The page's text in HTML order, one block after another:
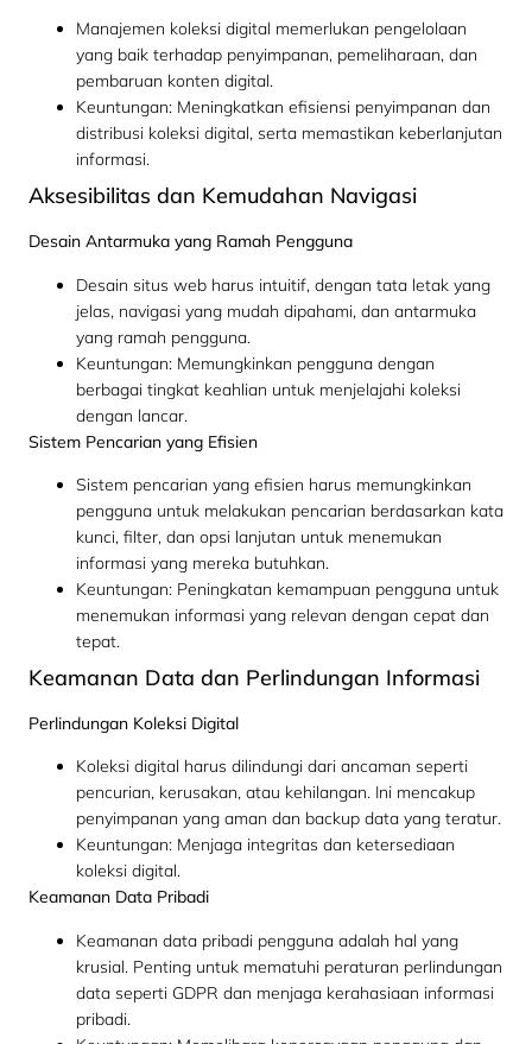
Manajemen koleksi digital memerlukan pengelolaan
yang baik terhadap penyimpanan, pemeliharaan, dan
pembaruan konten digital.
Keuntungan: Meningkatkan efisiensi penyimpanan dan
distribusi koleksi digital, serta memastikan keberlanjutan
informasi.
Aksesibilitas dan Kemudahan Navigasi
Desain Antarmuka yang Ramah Pengguna
Desain situs web harus intuitif, dengan tata letak yang
jelas, navigasi yang mudah dipahami, dan antarmuka
yang ramah pengguna.
Keuntungan: Memungkinkan pengguna dengan
berbagai tingkat keahlian untuk menjelajahi koleksi
dengan lancar.
Sistem Pencarian yang Efisien
Sistem pencarian yang efisien harus memungkinkan
pengguna untuk melakukan pencarian berdasarkan kata
kunci, filter, dan opsi lanjutan untuk menemukan
informasi yang mereka butuhkan.
Keuntungan: Peningkatan kemampuan pengguna untuk
menemukan informasi yang relevan dengan cepat dan
tepat.
Keamanan Data dan Perlindungan Informasi
Perlindungan Koleksi Digital
Koleksi digital harus dilindungi dari ancaman seperti
pencurian, kerusakan, atau kehilangan. Ini mencakup
penyimpanan yang aman dan backup data yang teratur.
Keuntungan: Menjaga integritas dan ketersediaan
koleksi digital.
Keamanan Data Pribadi
Keamanan data pribadi pengguna adalah hal yang
krusial. Penting untuk mematuhi peraturan perlindungan
data seperti GDPR dan menjaga kerahasiaan informasi
pribadi.